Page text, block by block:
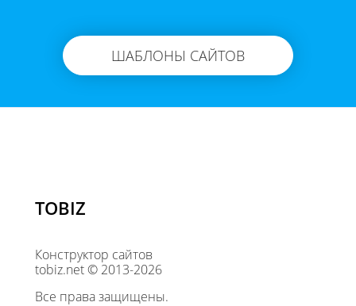
ШАБЛОНЫ САЙТОВ
TOBIZ
Конструктор сайтов
tobiz.net © 2013-2026
Все права защищены.